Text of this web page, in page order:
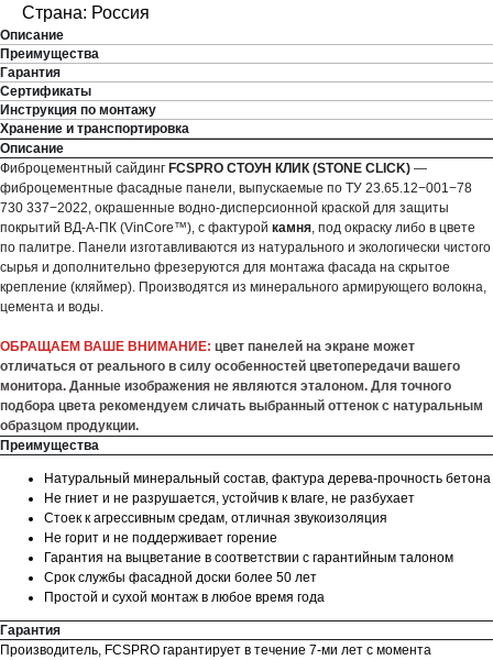
Страна: Россия
Описание
Преимущества
Гарантия
Сертификаты
Инструкция по монтажу
Хранение и транспортировка
Описание
Фиброцементный сайдинг FCSPRO СТОУН КЛИК (STONE CLICK) —
фиброцементные фасадные панели, выпускаемые по ТУ 23.65.12−001−78
730 337−2022, окрашенные водно-дисперсионной краской для защиты
покрытий ВД-А-ПК (VinCore™), с фактурой камня, под окраску либо в цвете
по палитре. Панели изготавливаются из натурального и экологически чистого
сырья и дополнительно фрезеруются для монтажа фасада на скрытое
крепление (кляймер). Производятся из минерального армирующего волокна,
цемента и воды.
ОБРАЩАЕМ ВАШЕ ВНИМАНИЕ: цвет панелей на экране может
отличаться от реального в силу особенностей цветопередачи вашего
монитора. Данные изображения не являются эталоном. Для точного
подбора цвета рекомендуем сличать выбранный оттенок с натуральным
образцом продукции.
Преимущества
Натуральный минеральный состав, фактура дерева-прочность бетона
Не гниет и не разрушается, устойчив к влаге, не разбухает
Стоек к агрессивным средам, отличная звукоизоляция
Не горит и не поддерживает горение
Гарантия на выцветание в соответствии с гарантийным талоном
Срок службы фасадной доски более 50 лет
Простой и сухой монтаж в любое время года
Гарантия
Производитель, FCSPRO гарантирует в течение 7-ми лет с момента